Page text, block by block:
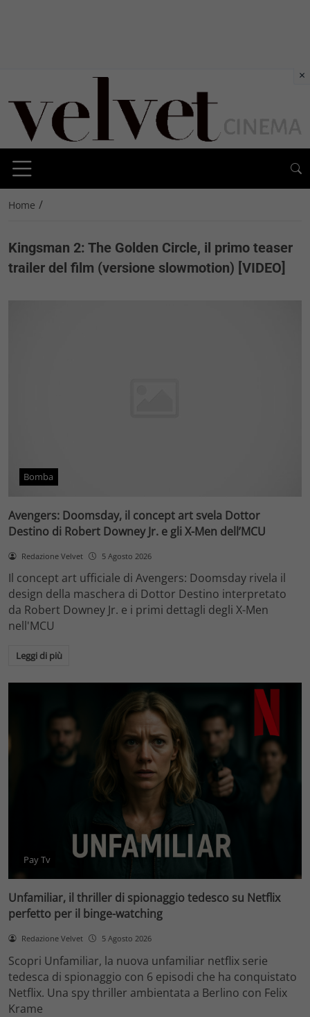
Home /
Kingsman 2: The Golden Circle, il primo teaser
trailer del film (versione slowmotion) [VIDEO]
Bomba
Avengers: Doomsday, il concept art svela Dottor
Destino di Robert Downey Jr. e gli X-Men dell’MCU
Redazione Velvet 5 Agosto 2026
Il concept art ufficiale di Avengers: Doomsday rivela il
design della maschera di Dottor Destino interpretato
da Robert Downey Jr. e i primi dettagli degli X-Men
nell'MCU
Leggi di più
Pay Tv
Unfamiliar, il thriller di spionaggio tedesco su Netflix
perfetto per il binge-watching
Redazione Velvet 5 Agosto 2026
Scopri Unfamiliar, la nuova unfamiliar netflix serie
tedesca di spionaggio con 6 episodi che ha conquistato
Netflix. Una spy thriller ambientata a Berlino con Felix
Krame
×